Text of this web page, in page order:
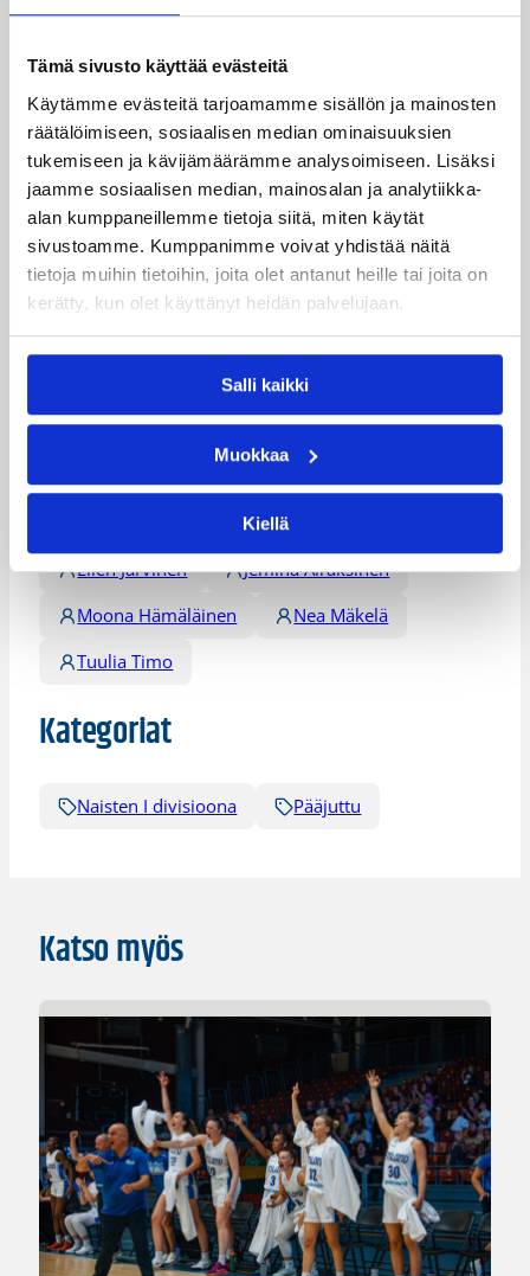
Tämä sivusto käyttää evästeitä
Käytämme evästeitä tarjoamamme sisällön ja mainosten
räätälöimiseen, sosiaalisen median ominaisuuksien
tukemiseen ja kävijämäärämme analysoimiseen. Lisäksi
jaamme sosiaalisen median, mainosalan ja analytiikka-
alan kumppaneillemme tietoja siitä, miten käytät
sivustoamme. Kumppanimme voivat yhdistää näitä
tietoja muihin tietoihin, joita olet antanut heille tai joita on
kerätty, kun olet käyttänyt heidän palvelujaan.
Salli kaikki
Muokkaa
Kiellä
aali
7.
aali
*
Su
9.
3.
* Tarvittaessa
Lisätietoja:
Naisten I divisioona
Päivitetty15.03.2017
Anna-Sofia Tuomaala
Ellen Järvinen
Jemina Airaksinen
Moona Hämäläinen
Nea Mäkelä
Tuulia Timo
Kategoriat
Naisten I divisioona Pääjuttu
Katso myös